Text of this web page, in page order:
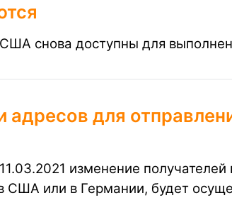
снова доступны для
адресов для
изменение получателей
США или в Германии, будет